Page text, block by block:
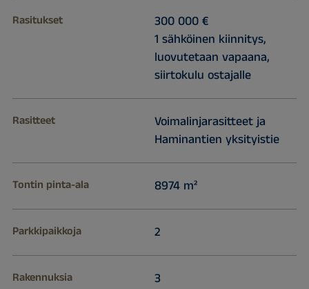
Rasitukset
300 000 €
1 sähköinen kiinnitys,
luovutetaan vapaana,
siirtokulu ostajalle
Rasitteet
Voimalinjarasitteet ja
Haminantien yksityistie
Tontin pinta-ala 8974 m²
Parkkipaikkoja 2
Rakennuksia 3